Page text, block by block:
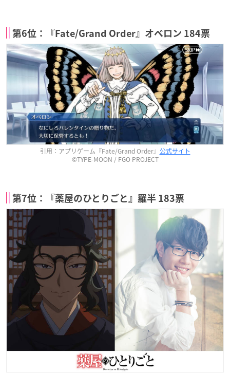
第6位：『Fate/Grand Order』オベロン 184票
引用：アプリゲーム『Fate/Grand Order』 公式サイト
©TYPE-MOON / FGO PROJECT
第7位：『薬屋のひとりごと』羅半 183票